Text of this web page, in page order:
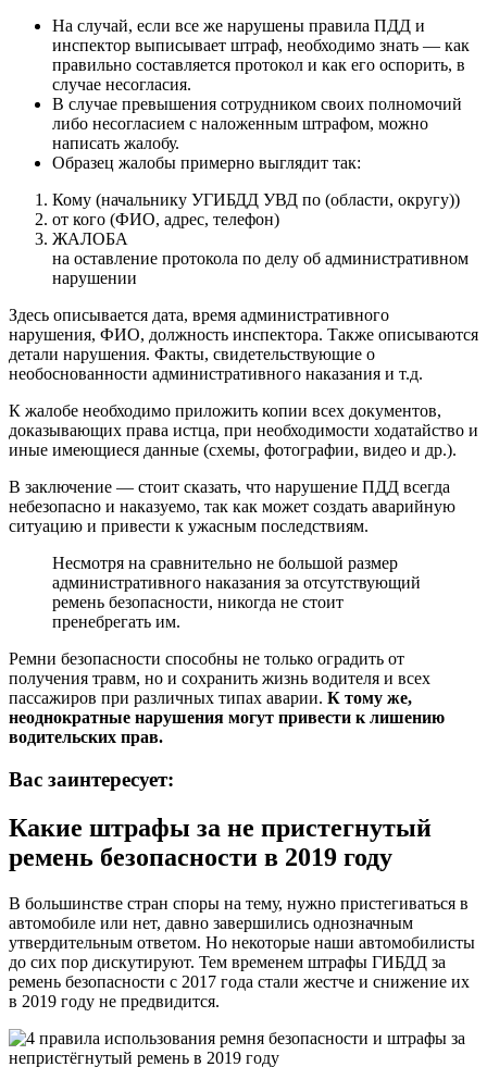
На случай, если все же нарушены правила ПДД и
инспектор выписывает штраф, необходимо знать — как
правильно составляется протокол и как его оспорить, в
случае несогласия.
В случае превышения сотрудником своих полномочий
либо несогласием с наложенным штрафом, можно
написать жалобу.
Образец жалобы примерно выглядит так:
Кому (начальнику УГИБДД УВД по (области, округу))
от кого (ФИО, адрес, телефон)
ЖАЛОБА
на оставление протокола по делу об административном
нарушении
Здесь описывается дата, время административного
нарушения, ФИО, должность инспектора. Также описываются
детали нарушения. Факты, свидетельствующие о
необоснованности административного наказания и т.д.
К жалобе необходимо приложить копии всех документов,
доказывающих права истца, при необходимости ходатайство и
иные имеющиеся данные (схемы, фотографии, видео и др.).
В заключение — стоит сказать, что нарушение ПДД всегда
небезопасно и наказуемо, так как может создать аварийную
ситуацию и привести к ужасным последствиям.
Несмотря на сравнительно не большой размер
административного наказания за отсутствующий
ремень безопасности, никогда не стоит
пренебрегать им.
Ремни безопасности способны не только оградить от
получения травм, но и сохранить жизнь водителя и всех
пассажиров при различных типах аварии. К тому же,
неоднократные нарушения могут привести к лишению
водительских прав.
Вас заинтересует:
Какие штрафы за не пристегнутый
ремень безопасности в 2019 году
В большинстве стран споры на тему, нужно пристегиваться в
автомобиле или нет, давно завершились однозначным
утвердительным ответом. Но некоторые наши автомобилисты
до сих пор дискутируют. Тем временем штрафы ГИБДД за
ремень безопасности с 2017 года стали жестче и снижение их
в 2019 году не предвидится.